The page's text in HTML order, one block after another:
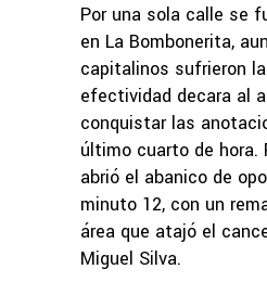
Por una sola calle se
en La Bombonerita,
capitalinos sufrieron
efectividad decara al
conquistar las
último cuarto de hora.
abrió el abanico de
minuto 12, con un
área que atajó el
Miguel Silva.